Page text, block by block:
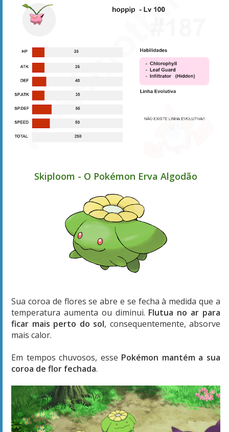
Skiploom - O Pokémon Erva Algodão
Sua coroa de flores se abre e se fecha à medida que a
temperatura aumenta ou diminui. Flutua no ar para
ficar mais perto do sol, consequentemente, absorve
mais calor.
Em tempos chuvosos, esse Pokémon mantém a sua
coroa de flor fechada.